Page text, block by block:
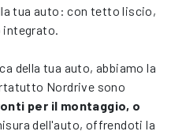
tua auto: con tetto liscio,
integrato.
della tua auto, abbiamo la
Nordrive sono
per il montaggio, o
dell'auto, offrendoti la